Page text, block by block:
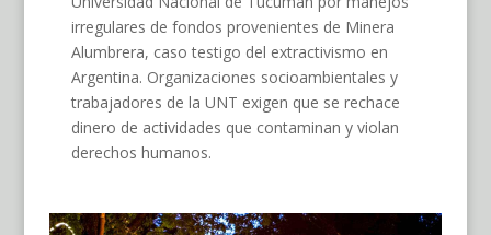
irregulares de fondos provenientes de Minera
Alumbrera, caso testigo del extractivismo en
Argentina. Organizaciones socioambientales y
trabajadores de la UNT exigen que se rechace
dinero de actividades que contaminan y violan
derechos humanos.